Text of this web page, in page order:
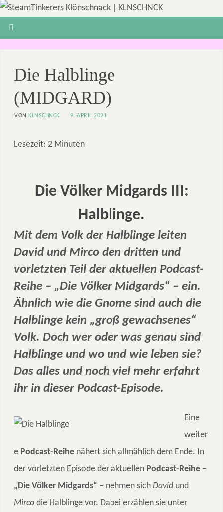
Die Halblinge
(MIDGARD)
VON KLNSCHNCK 9. APRIL 2021
Lesezeit: 2 Minuten
Die Völker Midgards III:
Halblinge.
Mit dem Volk der Halblinge leiten
David und Mirco den dritten und
vorletzten Teil der aktuellen Podcast-
Reihe – „Die Völker Midgards“ – ein.
Ähnlich wie die Gnome sind auch die
Halblinge kein „groß gewachsenes“
Volk. Doch wer oder was genau sind
Halblinge und wo und wie leben sie?
Das alles und noch viel mehr erfahrt
ihr in dieser Podcast-Episode.
Eine
weiter
e Podcast-Reihe nähert sich allmählich dem Ende. In
der vorletzten Episode der aktuellen Podcast-Reihe –
„Die Völker Midgards“ – nehmen sich David und
Mirco die Halblinge vor. Dabei erzählen sie unter